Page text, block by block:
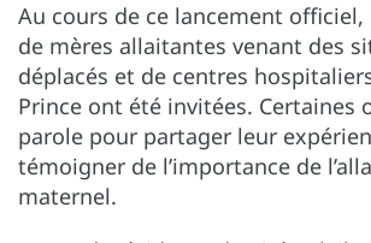
Au cours de ce lancement
de mères allaitantes venant des
déplacés et de centres
Prince ont été invitées. Certaines
parole pour partager leur
témoigner de l’importance de
maternel.